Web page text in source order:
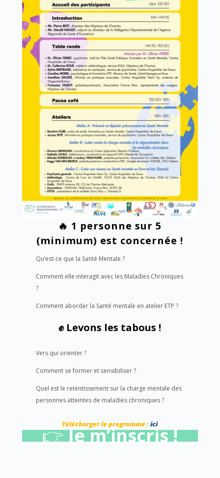
🔥 1 personne sur 5
(minimum) est concernée !
Qu’est-ce que la Santé Mentale ?
Comment elle interagit avec les Maladies Chroniques
?
Comment aborder la Santé mentale en atelier ETP ?
✊ Levons les tabous !
Vers qui orienter ?
Comment se former et sensibiliser ?
Quel est le retentissement sur la charge mentale des
personnes atteintes de maladies chroniques ?
Télécharger le programme :ici
👉Je m’inscris !